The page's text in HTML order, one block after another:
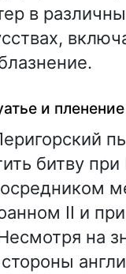
в
и
битву при
II и
на